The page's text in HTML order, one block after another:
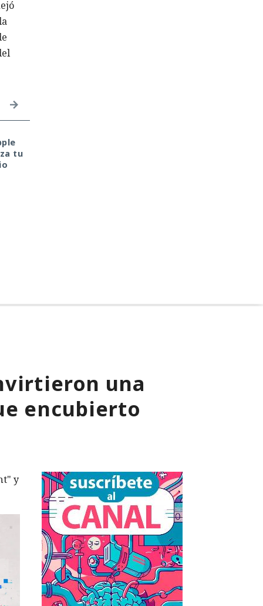
tu
una
encubierto
y